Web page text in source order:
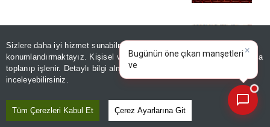
Sizlere daha iyi hizmet sunabilmek adına sitemizde
konumlandırmaktayız. Kişisel verileriniz, KVKK ve GDPR kapsamında
toplanıp işlenir. Detaylı bilgi almak için
inceleyebilirsiniz.
Tüm Çerezleri Kabul Et Çerez Ayarlarına Git
Kaydet
"Mümkün değil"
Kaydet
×
Bugünün öne çıkan manşetleri
ve gelişmeleri neler?